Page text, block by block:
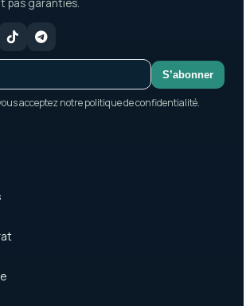
pas garanties.
S’abonner
acceptez notre politique de confidentialité.